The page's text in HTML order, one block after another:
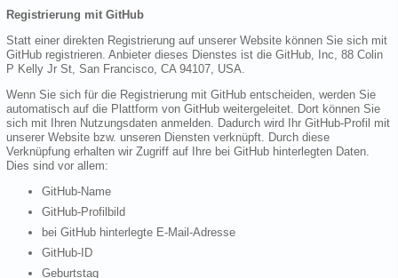
Registrierung mit GitHub
Statt einer direkten Registrierung auf unserer Website können Sie sich mit
GitHub registrieren. Anbieter dieses Dienstes ist die GitHub, Inc, 88 Colin
P Kelly Jr St, San Francisco, CA 94107, USA.
Wenn Sie sich für die Registrierung mit GitHub entscheiden, werden Sie
automatisch auf die Plattform von GitHub weitergeleitet. Dort können Sie
sich mit Ihren Nutzungsdaten anmelden. Dadurch wird Ihr GitHub-Profil mit
unserer Website bzw. unseren Diensten verknüpft. Durch diese
Verknüpfung erhalten wir Zugriff auf Ihre bei GitHub hinterlegten Daten.
Dies sind vor allem:
GitHub-Name
GitHub-Profilbild
bei GitHub hinterlegte E-Mail-Adresse
GitHub-ID
Geburtstag